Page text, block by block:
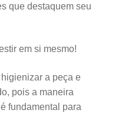
que destaquem seu
em si mesmo!
a peça e
pois a maneira
fundamental para